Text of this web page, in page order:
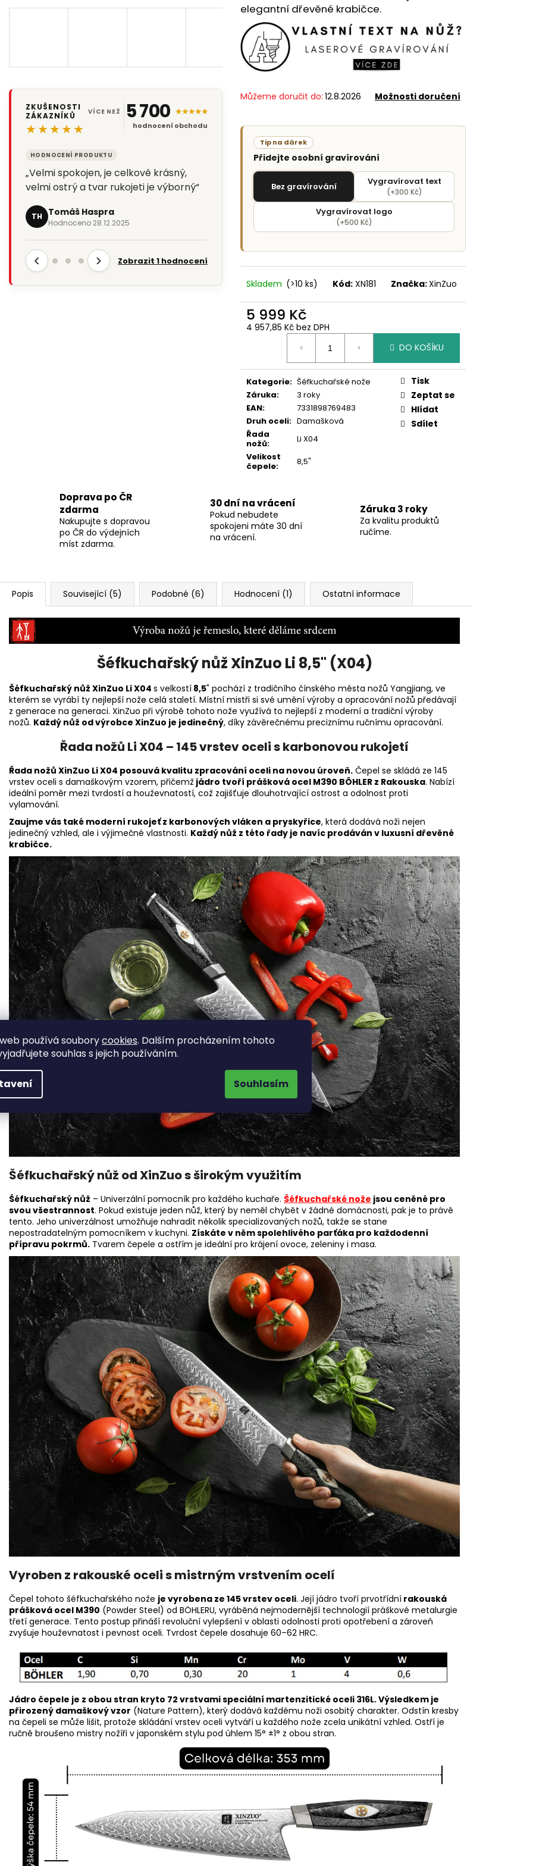
používá souborycookies. Dalším procházením tohoto
souhlas s jejich používáním.
Souhlasím
elegantní dřevěné krabičce.
Můžeme doručit do: 12.8.2026 Možnosti doručení
Tip na dárek
Přidejte osobní gravírování
Bez gravírování Vygravírovat text
(+300 Kč)
Vygravírovat logo
(+500 Kč)
Skladem (>10 ks) Kód: XN181 Značka:XinZuo
5 999 Kč
4 957,85 Kč bez DPH
DO KOŠÍKU
Kategorie: Šéfkuchařské nože
Záruka:
3 roky
EAN:
7331898769483
Druh oceli: Damašková
Řada
nožů:
Li X04
Velikost
čepele: 8,5"
Tisk
Zeptat se
Hlídat
Sdílet
ZKUŠENOSTI
ZÁKAZNÍKŮ
★★★★★
HODNOCENÍ PRODUKTU
„Velmi spokojen, je celkově krásný,
velmi ostrý a tvar rukojeti je výborný“
TH Tomáš Haspra
Hodnoceno 28.12.2025
VÍCE NEŽ 5 700 ★★★★★
hodnocení obchodu
‹ › Zobrazit 1 hodnocení
Doprava po ČR
zdarma
Nakupujte s dopravou
po ČR do výdejních
míst zdarma.
30 dní na vrácení
Pokud nebudete
spokojeni máte 30 dní
na vrácení.
Záruka 3 roky
Za kvalitu produktů
ručíme.
Popis Související (5) Podobné (6) Hodnocení (1) Ostatní informace
Šéfkuchařský nůž XinZuo Li 8,5" (X04)
Šéfkuchařský nůž XinZuo Li X04 s velkostí 8,5" pochází z tradičního čínského města nožů Yangjiang, ve
kterém se vyrábí ty nejlepší nože celá staletí. Místní mistři si své umění výroby a opracování nožů předávají
z generace na generaci. XinZuo při výrobě tohoto nože využívá to nejlepší z moderní a tradiční výroby
nožů. Každý nůž od výrobce XinZuo je jedinečný, díky závěrečnému preciznímu ručnímu opracování.
Řada nožů Li X04 – 145 vrstev oceli s karbonovou rukojetí
Řada nožů XinZuo Li X04 posouvá kvalitu zpracování oceli na novou úroveň. Čepel se skládá ze 145
vrstev oceli s damaškovým vzorem, přičemž jádro tvoří prášková ocel M390 BÖHLER z Rakouska. Nabízí
ideální poměr mezi tvrdostí a houževnatostí, což zajišťuje dlouhotrvající ostrost a odolnost proti
vylamování.
Zaujme vás také moderní rukojeť z karbonových vláken a pryskyřice, která dodává noži nejen
jedinečný vzhled, ale i výjimečné vlastnosti. Každý nůž z této řady je navíc prodáván v luxusní dřevěné
krabičce.
Šéfkuchařský nůž od XinZuo s širokým využitím
Šéfkuchařský nůž – Univerzální pomocník pro každého kuchaře. Šéfkuchařské nože jsou ceněné pro
svou všestrannost. Pokud existuje jeden nůž, který by neměl chybět v žádné domácnosti, pak je to právě
tento. Jeho univerzálnost umožňuje nahradit několik specializovaných nožů, takže se stane
nepostradatelným pomocníkem v kuchyni. Získáte v něm spolehlivého parťáka pro každodenní
přípravu pokrmů. Tvarem čepele a ostřím je ideální pro krájení ovoce, zeleniny i masa.
Vyroben z rakouské oceli s mistrným vrstvením ocelí
Čepel tohoto šéfkuchařského nože je vyrobena ze 145 vrstev oceli. Její jádro tvoří prvotřídní rakouská
prášková ocel M390 (Powder Steel) od BÖHLERU, vyráběná nejmodernější technologií práškové metalurgie
třetí generace. Tento postup přináší revoluční vylepšení v oblasti odolnosti proti opotřebení a zároveň
zvyšuje houževnatost i pevnost oceli. Tvrdost čepele dosahuje 60–62 HRC.
Jádro čepele je z obou stran kryto 72 vrstvami speciální martenzitické oceli 316L. Výsledkem je
přirozený damaškový vzor (Nature Pattern), který dodává každému noži osobitý charakter. Odstín kresby
na čepeli se může lišit, protože skládání vrstev oceli vytváří u každého nože zcela unikátní vzhled. Ostří je
ručně broušeno mistry nožíři v japonském stylu pod úhlem 15° ±1° z obou stran.